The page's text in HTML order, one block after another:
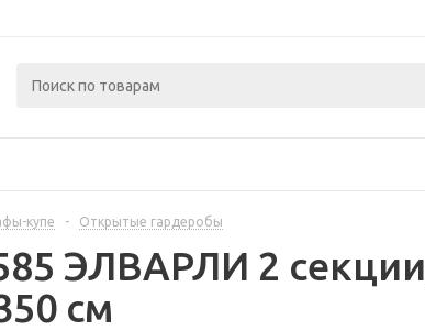
купе - Открытые гардеробы
ЭЛВАРЛИ 2
см